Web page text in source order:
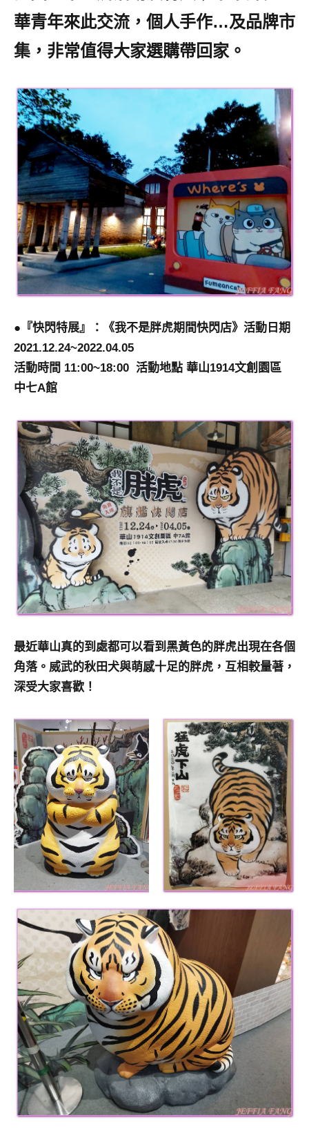
華青年來此交流，個人手作…及品牌市
集，非常值得大家選購帶回家。
●『快閃特展』：《我不是胖虎期間快閃店》活動日期
2021.12.24~2022.04.05
活動時間 11:00~18:00 活動地點 華山1914文創園區
中七A館
最近華山真的到處都可以看到黑黃色的胖虎出現在各個
角落。威武的秋田犬與萌感十足的胖虎，互相較量著，
深受大家喜歡！